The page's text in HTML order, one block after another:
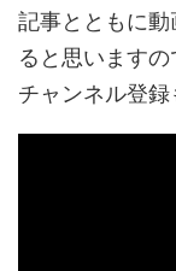
記事とともに
ると思います
チャンネル登録